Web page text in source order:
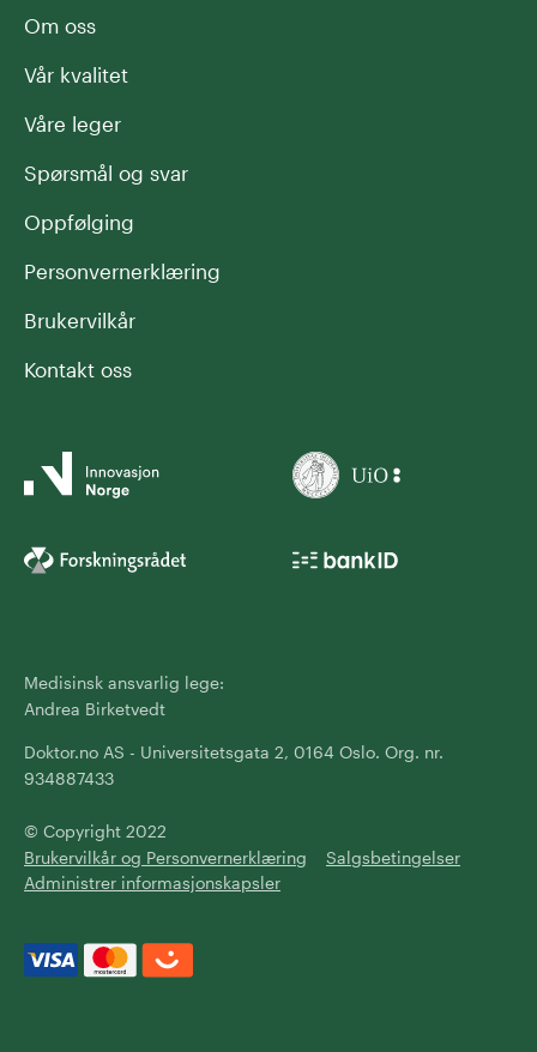
Om oss
Vår kvalitet
Våre leger
Spørsmål og svar
Oppfølging
Personvernerklæring
Brukervilkår
Kontakt oss
Medisinsk ansvarlig lege:
Andrea Birketvedt
Doktor.no AS - Universitetsgata 2, 0164 Oslo. Org. nr.
934887433
© Copyright 2022
Brukervilkår og Personvernerklæring
Salgsbetingelser
Administrer informasjonskapsler